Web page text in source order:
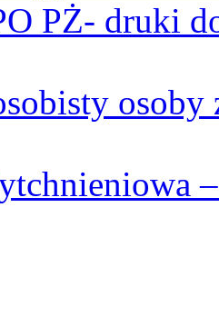
PŻ- druki
osoby